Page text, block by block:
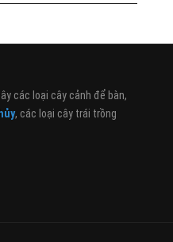
các loại cây cảnh để bàn,
, các loại cây trái trồng